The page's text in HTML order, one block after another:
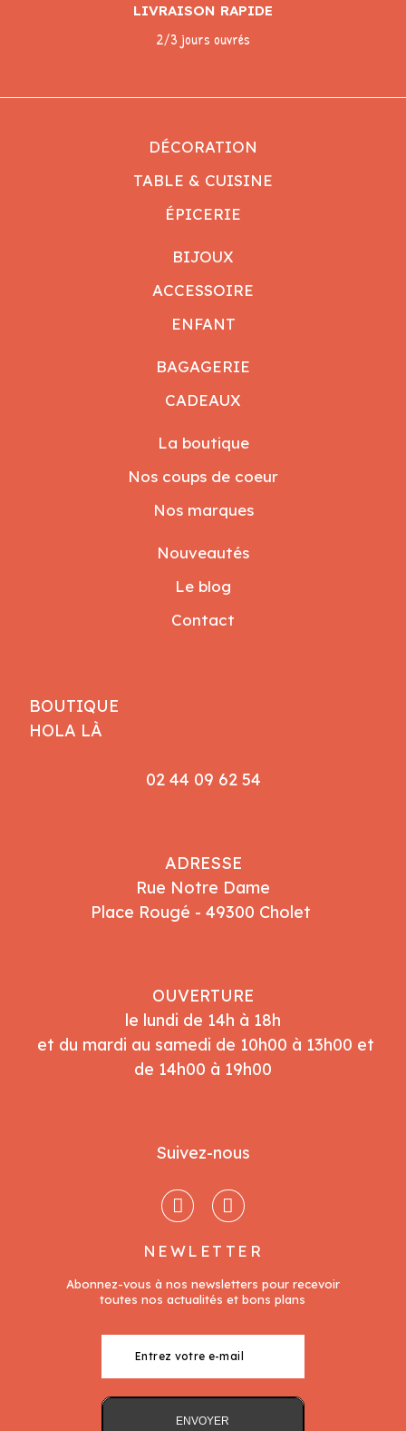
LIVRAISON RAPIDE
2/3 jours ouvrés
DÉCORATION
TABLE & CUISINE
ÉPICERIE
BIJOUX
ACCESSOIRE
ENFANT
BAGAGERIE
CADEAUX
La boutique
Nos coups de coeur
Nos marques
Nouveautés
Le blog
Contact
BOUTIQUE
HOLA LÀ
02 44 09 62 54
ADRESSE
Rue Notre Dame
Place Rougé - 49300 Cholet
OUVERTURE
le lundi de 14h à 18h
et du mardi au samedi de 10h00 à 13h00 et
de 14h00 à 19h00
Suivez-nous
NEWLETTER